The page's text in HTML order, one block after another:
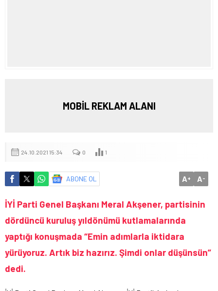
MOBİL REKLAM ALANI
24.10.2021 15:34 0 1
ABONE OL A+ A-
İYİ Parti Genel Başkanı Meral Akşener, partisinin
dördüncü kuruluş yıldönümü kutlamalarında
yaptığı konuşmada “Emin adımlarla iktidara
yürüyoruz. Artık biz hazırız. Şimdi onlar düşünsün”
dedi.